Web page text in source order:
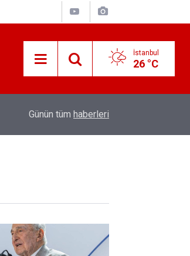
İstanbul
26 °C
Sıcak Havalarda Ödem Şikayetini Hafife
Günün tüm haberleri